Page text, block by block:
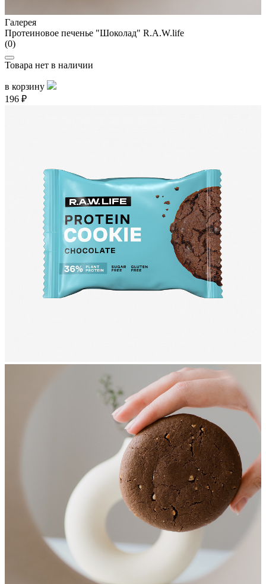
Галерея
Протеиновое печенье "Шоколад" R.A.W.life
(0)
Товара нет в наличии
в корзину
196 ₽